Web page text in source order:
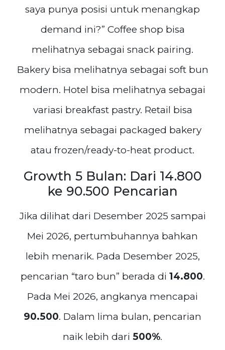
saya punya posisi untuk menangkap
demand ini?” Coffee shop bisa
melihatnya sebagai snack pairing.
Bakery bisa melihatnya sebagai soft bun
modern. Hotel bisa melihatnya sebagai
variasi breakfast pastry. Retail bisa
melihatnya sebagai packaged bakery
atau frozen/ready-to-heat product.
Growth 5 Bulan: Dari 14.800
ke 90.500 Pencarian
Jika dilihat dari Desember 2025 sampai
Mei 2026, pertumbuhannya bahkan
lebih menarik. Pada Desember 2025,
pencarian “taro bun” berada di 14.800.
Pada Mei 2026, angkanya mencapai
90.500. Dalam lima bulan, pencarian
naik lebih dari 500%.